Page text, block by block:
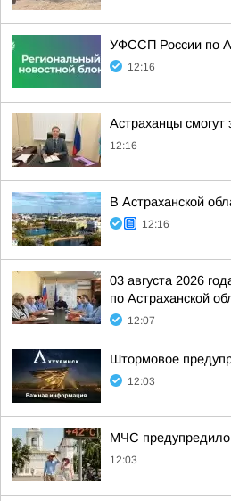
УФССП России по
12:16
Астраханцы смогут
12:16
В Астраханской
12:16
03 августа 2026
по Астраханской
12:07
Штормовое
12:03
МЧС предупредило
12:03